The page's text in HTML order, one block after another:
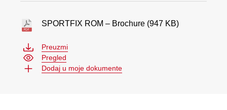
SPORTFIX ROM – Brochure (947 KB)
Preuzmi
Pregled
Dodaj u moje dokumente